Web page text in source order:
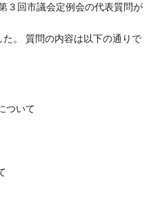
３回市議会定例会の代表質問が
。 質問の内容は以下の通りで
ついて